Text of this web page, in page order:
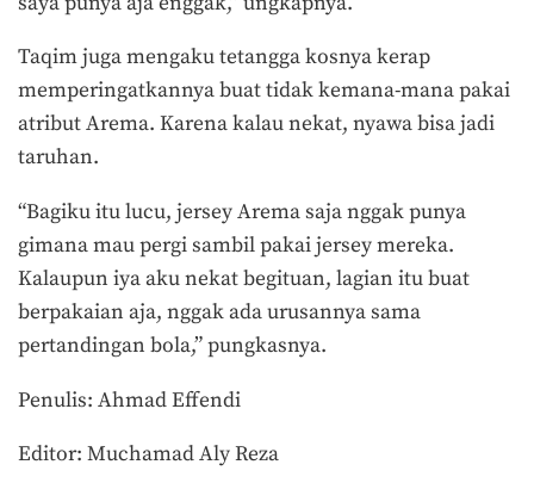
Taqim juga mengaku tetangga kosnya kerap
memperingatkannya buat tidak kemana-mana pakai
atribut Arema. Karena kalau nekat, nyawa bisa jadi
taruhan.
“Bagiku itu lucu, jersey Arema saja nggak punya
gimana mau pergi sambil pakai jersey mereka.
Kalaupun iya aku nekat begituan, lagian itu buat
berpakaian aja, nggak ada urusannya sama
pertandingan bola,” pungkasnya.
Penulis: Ahmad Effendi
Editor: Muchamad Aly Reza